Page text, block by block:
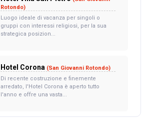
Rotondo)
Luogo ideale di vacanza per singoli o
gruppi con interessi religiosi, per la sua
strategica posizion...
Hotel Corona (San Giovanni Rotondo)
Di recente costruzione e finemente
arredato, l'Hotel Corona è aperto tutto
l'anno e offre una vasta...